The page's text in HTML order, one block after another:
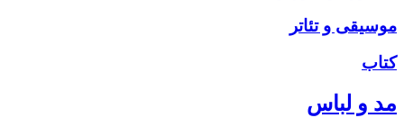
موسیقی و تئاتر
کتاب
مد و لباس